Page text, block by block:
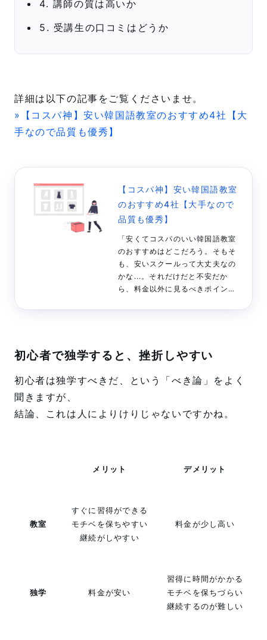
4. 講師の質は高いか
5. 受講生の口コミはどうか
詳細は以下の記事をご覧くださいませ。
»【コスパ神】安い韓国語教室のおすすめ4社【大
手なので品質も優秀】
【コスパ神】安い韓国語教室
のおすすめ4社【大手なので
品質も優秀】
「安くてコスパのいい韓国語教室
のおすすめはどこだろう。そもそ
も、安いスクールって大丈夫なの
かな...。それだけだと不安だか
ら、料金以外に見るべきポイント
初心者で独学すると、挫折しやすい
初心者は独学すべきだ、という「べき論」をよく
聞きますが、
結論、これは人によりけりじゃないですかね。
メリット デメリット
教室
すぐに習得ができる
モチベを保ちやすい
継続がしやすい
料金が少し高い
独学 料金が安い
習得に時間がかかる
モチベを保ちづらい
継続するのが難しい